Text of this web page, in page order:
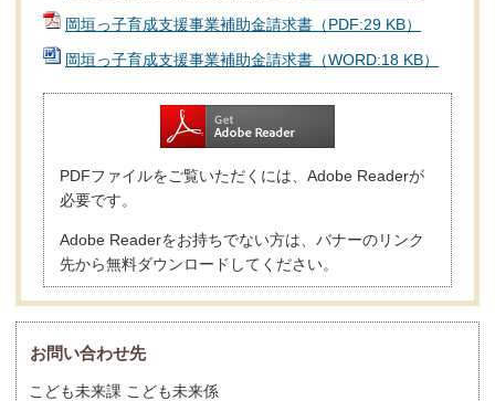
岡垣っ子育成支援事業補助金請求書（PDF:29 KB）
岡垣っ子育成支援事業補助金請求書（WORD:18 KB）
PDFファイルをご覧いただくには、Adobe Readerが
必要です。
Adobe Readerをお持ちでない方は、バナーのリンク
先から無料ダウンロードしてください。
お問い合わせ先
こども未来課 こども未来係